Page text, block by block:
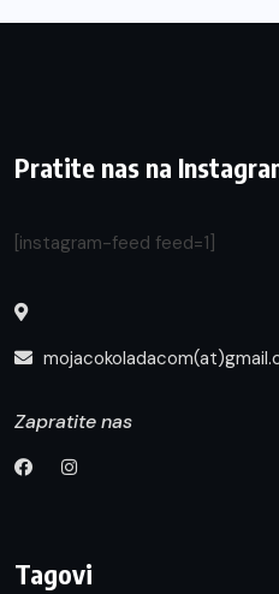
Pratite nas na
[instagram-feed feed=1]
Zapratite nas
Tagovi